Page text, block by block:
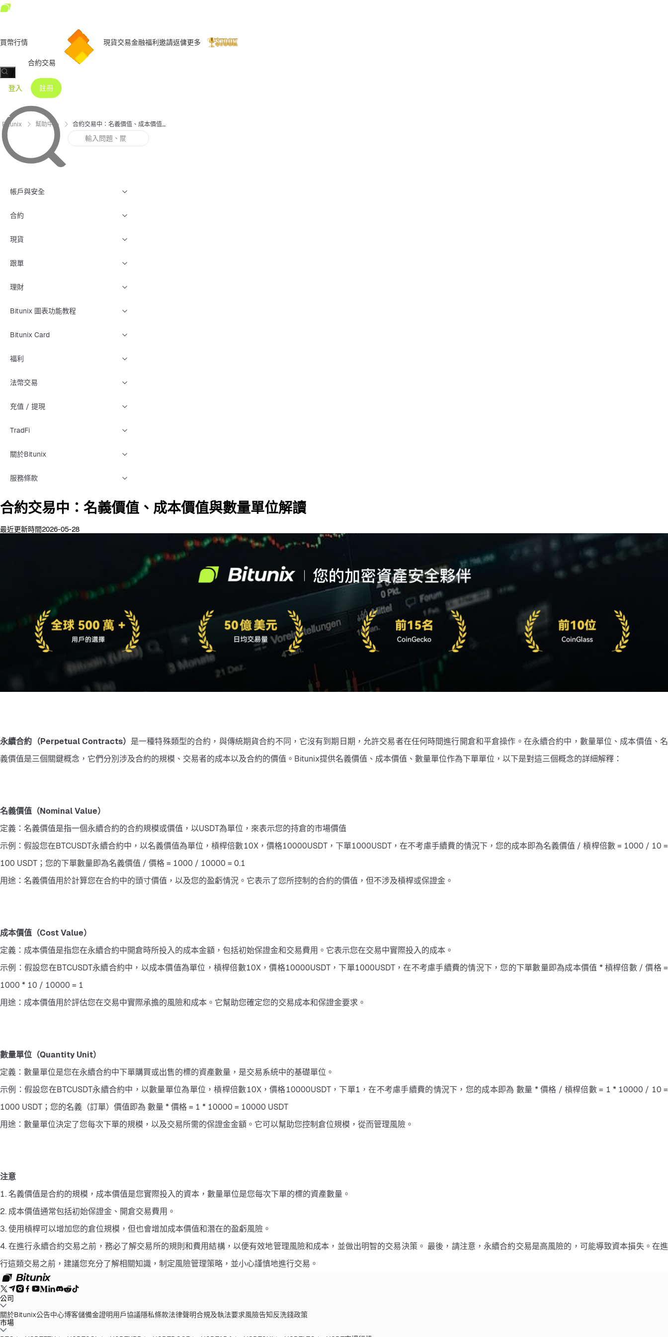
買幣行情
合約交易
現貨交易金融福利邀請返傭更多
登入
註冊
Bitunix 幫助中心 合約交易中：名義價值、成本價值與數量單位解讀
帳戶與安全
合約
現貨
跟單
理財
Bitunix 圖表功能教程
Bitunix Card
福利
法幣交易
充值 / 提現
TradFi
關於Bitunix
服務條款
合約交易中：名義價值、成本價值與數量單位解讀
最近更新時間2026-05-28
永續合約（Perpetual Contracts） 是一種特殊類型的合約，與傳統期貨合約不同，它沒有到期日期，允許交易者在任何時間進行開倉和平倉操作。在永續合約中，數量單位、成本價值、名
義價值是三個關鍵概念，它們分別涉及合約的規模、交易者的成本以及合約的價值。Bitunix提供名義價值、成本價值、數量單位作為下單單位，以下是對這三個概念的詳細解釋：
名義價值（Nominal Value）
定義：名義價值是指一個永續合約的合約規模或價值，以USDT為單位，來表示您的持倉的市場價值
示例：假設您在BTCUSDT永續合約中，以名義價值為單位，槓桿倍數10X，價格10000USDT，下單1000USDT，在不考慮手續費的情況下，您的成本即為名義價值 / 槓桿倍數 = 1000 / 10 =
100 USDT；您的下單數量即為名義價值 / 價格 = 1000 / 10000 = 0.1
用途：名義價值用於計算您在合約中的頭寸價值，以及您的盈虧情況。它表示了您所控制的合約的價值，但不涉及槓桿或保證金。
成本價值（Cost Value）
定義：成本價值是指您在永續合約中開倉時所投入的成本金額，包括初始保證金和交易費用。它表示您在交易中實際投入的成本。
示例：假設您在BTCUSDT永續合約中，以成本價值為單位，槓桿倍數10X，價格10000USDT，下單1000USDT，在不考慮手續費的情況下，您的下單數量即為成本價值 * 槓桿倍數 / 價格 =
1000 * 10 / 10000 = 1
用途：成本價值用於評估您在交易中實際承擔的風險和成本。它幫助您確定您的交易成本和保證金要求。
數量單位（Quantity Unit）
定義：數量單位是您在永續合約中下單購買或出售的標的資產數量，是交易系統中的基礎單位。
示例：假設您在BTCUSDT永續合約中，以數量單位為單位，槓桿倍數10X，價格10000USDT，下單1，在不考慮手續費的情況下，您的成本即為 數量 * 價格 / 槓桿倍數 = 1 * 10000 / 10 =
1000 USDT；您的名義（訂單）價值即為 數量 * 價格 = 1 * 10000 = 10000 USDT
用途：數量單位決定了您每次下單的規模，以及交易所需的保證金金額。它可以幫助您控制倉位規模，從而管理風險。
注意
1. 名義價值是合約的規模，成本價值是您實際投入的資本，數量單位是您每次下單的標的資產數量。
2. 成本價值通常包括初始保證金、開倉交易費用。
3. 使用槓桿可以增加您的倉位規模，但也會增加成本價值和潛在的盈虧風險。
4. 在進行永續合約交易之前，務必了解交易所的規則和費用結構，以便有效地管理風險和成本，並做出明智的交易決策。 最後，請注意，永續合約交易是高風險的，可能導致資本損失。在進
行這類交易之前，建議您充分了解相關知識，制定風險管理策略，並小心謹慎地進行交易。
公司
關於Bitunix公告中心博客儲備金證明用戶協議隱私條款法律聲明合規及執法要求風險告知反洗錢政策
市場